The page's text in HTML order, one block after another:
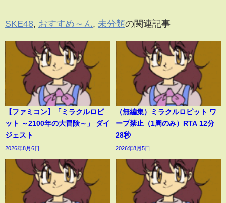
SKE48, おすすめ～ん, 未分類の関連記事
【ファミコン】「ミラクルロピ
ット ～2100年の大冒険～」 ダイ
ジェスト
2026年8月6日
（無編集）ミラクルロピット ワ
ープ禁止（1周のみ）RTA 12分
28秒
2026年8月5日